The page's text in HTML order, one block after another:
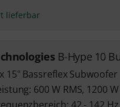
lieferbar
B-Hype 10
15" Bassreflex Subwoofer
600 W RMS, 1200